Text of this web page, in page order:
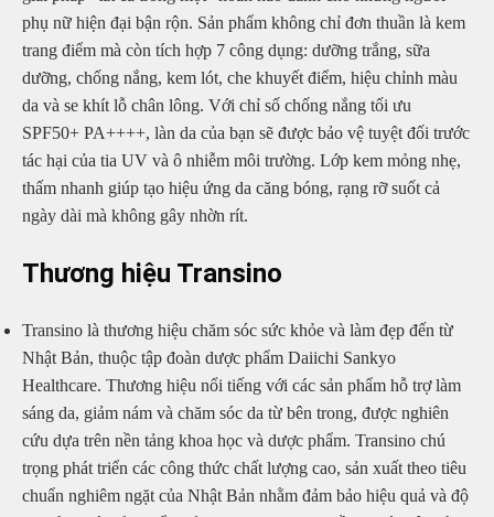
phụ nữ hiện đại bận rộn. Sản phẩm không chỉ đơn thuần là kem
trang điểm mà còn tích hợp 7 công dụng: dưỡng trắng, sữa
dưỡng, chống nắng, kem lót, che khuyết điểm, hiệu chỉnh màu
da và se khít lỗ chân lông. Với chỉ số chống nắng tối ưu
SPF50+ PA++++, làn da của bạn sẽ được bảo vệ tuyệt đối trước
tác hại của tia UV và ô nhiễm môi trường. Lớp kem mỏng nhẹ,
thấm nhanh giúp tạo hiệu ứng da căng bóng, rạng rỡ suốt cả
ngày dài mà không gây nhờn rít.
Thương hiệu Transino
Transino là thương hiệu chăm sóc sức khỏe và làm đẹp đến từ
Nhật Bản, thuộc tập đoàn dược phẩm Daiichi Sankyo
Healthcare. Thương hiệu nổi tiếng với các sản phẩm hỗ trợ làm
sáng da, giảm nám và chăm sóc da từ bên trong, được nghiên
cứu dựa trên nền tảng khoa học và dược phẩm. Transino chú
trọng phát triển các công thức chất lượng cao, sản xuất theo tiêu
chuẩn nghiêm ngặt của Nhật Bản nhằm đảm bảo hiệu quả và độ